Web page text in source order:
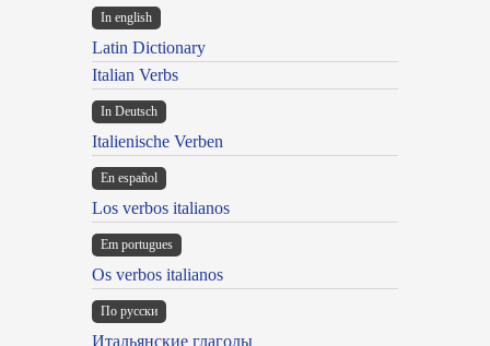
In english
Latin Dictionary
Italian Verbs
In Deutsch
Italienische Verben
En español
Los verbos italianos
Em portugues
Os verbos italianos
По русски
Итальянские глаголы